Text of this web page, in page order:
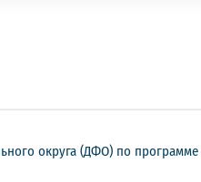
округа (ДФО) по